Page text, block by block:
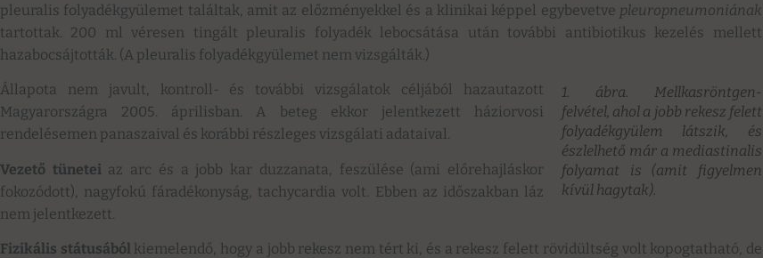
pleuralis folyadékgyülemet találtak, amit az előzményekkel és a klinikai képpel egybevetve pleuropneumoniának
tartottak. 200 ml véresen tingált pleuralis folyadék lebocsátása után további antibiotikus kezelés mellett
hazabocsájtották. (A pleuralis folyadékgyülemet nem vizsgálták.)
1. ábra. Mellkasröntgen-
felvétel, ahol a jobb rekesz felett
folyadékgyülem látszik, és
észlelhető már a mediastinalis
folyamat is (amit figyelmen
kívül hagytak).
Állapota nem javult, kontroll- és további vizsgálatok céljából hazautazott
Magyarországra 2005. áprilisban. A beteg ekkor jelentkezett háziorvosi
rendelésemen panaszaival és korábbi részleges vizsgálati adataival.
Vezető tünetei az arc és a jobb kar duzzanata, feszülése (ami előrehajláskor
fokozódott), nagyfokú fáradékonyság, tachycardia volt. Ebben az időszakban láz
nem jelentkezett.
Fizikális státusából kiemelendő, hogy a jobb rekesz nem tért ki, és a rekesz felett rövidültség volt kopogtatható, de